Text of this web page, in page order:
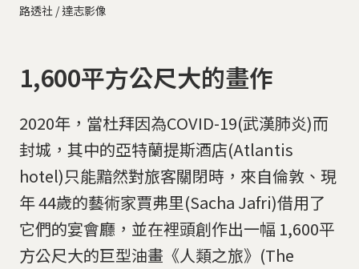
路透社 / 達志影像
1,600平方公尺大的畫作
2020年，當杜拜因為COVID-19(武漢肺炎)而
封城，其中的亞特蘭提斯酒店(Atlantis
hotel)只能黯然對旅客關閉時，來自倫敦、現
年 44歲的藝術家賈弗里(Sacha Jafri)借用了
它們的宴會廳，並在裡頭創作出一幅 1,600平
方公尺大的巨型油畫《人類之旅》(The